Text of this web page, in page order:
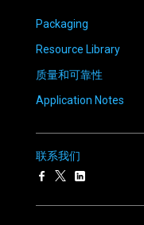
Packaging
Resource Library
质量和可靠性
Application Notes
联系我们